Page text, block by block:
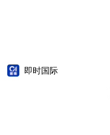
即时国际